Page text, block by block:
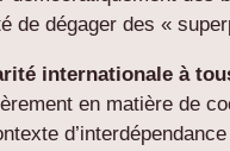
de dégager des «
internationale à
en matière de